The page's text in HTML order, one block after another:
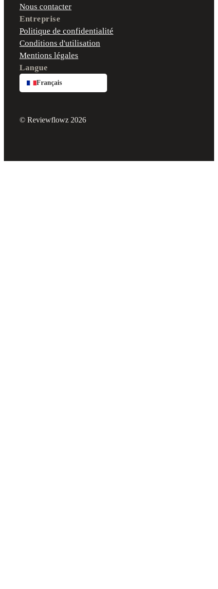
Nous contacter
Entreprise
Politique de confidentialité
Conditions d'utilisation
Mentions légales
Langue
Français
© Reviewflowz 2026